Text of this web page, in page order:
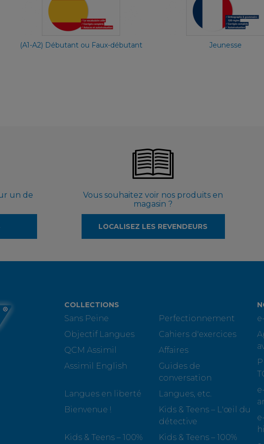
(A1-A2) Débutant ou Faux-débutant
7,90 €
Jeunesse
7,90 €
un de
Vous souhaitez voir nos produits en
magasin ?
LOCALISEZ LES REVENDEURS
COLLECTIONS
Sans Peine
Perfectionnement
Objectif Langues
Cahiers d'exercices
QCM Assimil
Affaires
Assimil English
Guides de
conversation
Langues en liberté
Langues, etc.
Bienvenue !
Kids & Teens – L'œil du
détective
Kids & Teens – 100%
Kids & Teens – 100%